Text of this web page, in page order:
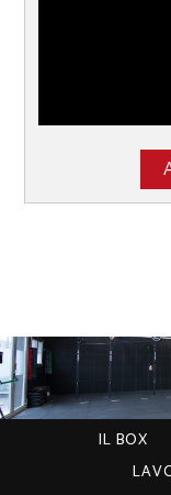
IL BOX